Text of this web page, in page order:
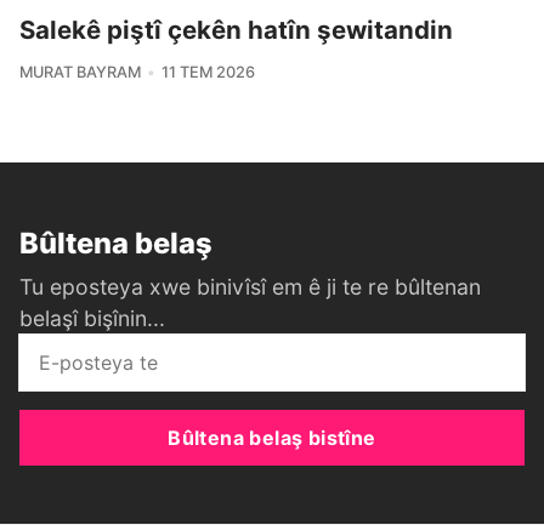
Salekê piştî çekên hatîn şewitandin
MURAT BAYRAM 11 TEM 2026
Bûltena belaş
Tu eposteya xwe binivîsî em ê ji te re bûltenan
belaşî bişînin...
Bûltena belaş bistîne